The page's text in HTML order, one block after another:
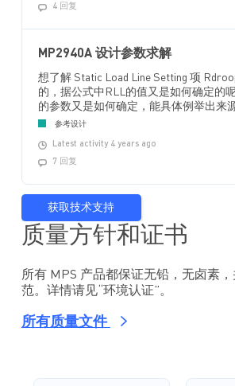
4 回复
MP2940A 设计参数求解
想了解 Static Load Line Setting 项
的，据公式中RLL的值又是如何确定的
的参数又是如何确定，能具体例举出来
参考设计
Latest activity 4 years ago
7 回复
获取技术支持
质量方针和证书
所有 MPS 产品都保证无铅，无卤素
范。详情请见“环境认证”。
所有质量文件